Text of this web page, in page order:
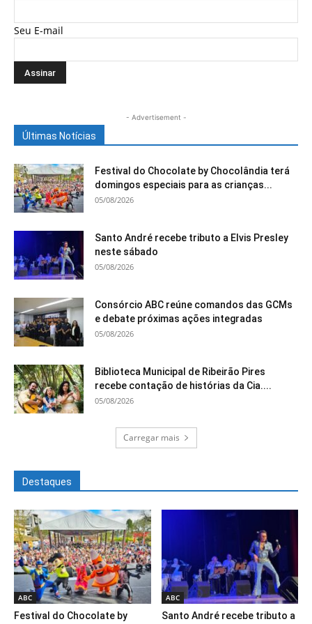
Seu E-mail
- Advertisement -
Últimas Notícias
Festival do Chocolate by Chocolândia terá
domingos especiais para as crianças...
05/08/2026
Santo André recebe tributo a Elvis Presley
neste sábado
05/08/2026
Consórcio ABC reúne comandos das GCMs
e debate próximas ações integradas
05/08/2026
Biblioteca Municipal de Ribeirão Pires
recebe contação de histórias da Cia....
05/08/2026
Carregar mais
Destaques
ABC
Festival do Chocolate by
ABC
Santo André recebe tributo a